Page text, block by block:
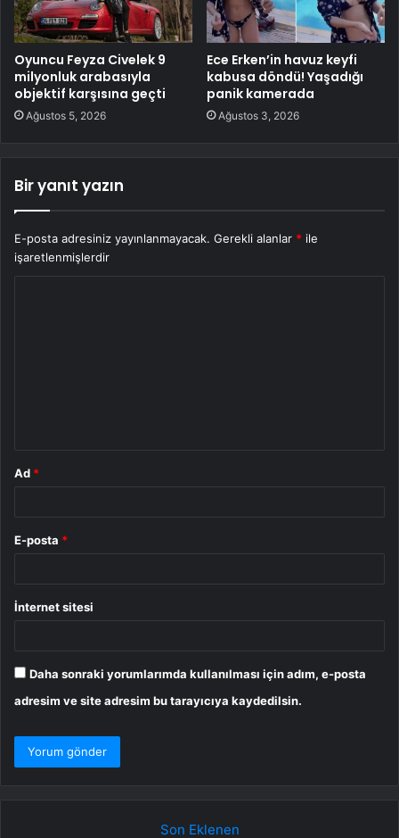
Oyuncu Feyza Civelek 9
milyonluk arabasıyla
objektif karşısına geçti
Ağustos 5, 2026
Ece Erken’in havuz keyfi
kabusa döndü! Yaşadığı
panik kamerada
Ağustos 3, 2026
Bir yanıt yazın
E-posta adresiniz yayınlanmayacak. Gerekli alanlar * ile
işaretlenmişlerdir
Ad *
E-posta *
İnternet sitesi
Daha sonraki yorumlarımda kullanılması için adım, e-posta
adresim ve site adresim bu tarayıcıya kaydedilsin.
Son Eklenen